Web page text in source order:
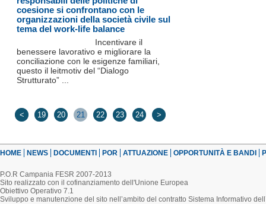
coesione si confrontano con le
organizzazioni della società civile sul
tema del work-life balance
Incentivare il
benessere lavorativo e migliorare la
conciliazione con le esigenze familiari,
questo il leitmotiv del “Dialogo
Strutturato” ...
< 19 20 21 22 23 24 >
HOME NEWS DOCUMENTI POR ATTUAZIONE OPPORTUNITÀ E BANDI
P.O.R Campania FESR 2007-2013
Sito realizzato con il cofinanziamento dell'Unione Europea
Obiettivo Operativo 7.1
Sviluppo e manutenzione del sito nell’ambito del contratto Sistema Informativo